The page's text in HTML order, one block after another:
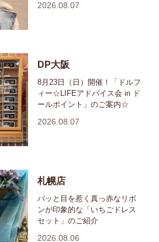
2026.08.07
DP大阪
8月23日（日）開催！「ドルフ
ィー☆LIFEアドバイス会 in ド
ールポイント」のご案内☆
2026.08.07
札幌店
パッと目を惹く真っ赤なリボ
ンが印象的な「いちごドレス
セット」のご紹介
2026.08.06